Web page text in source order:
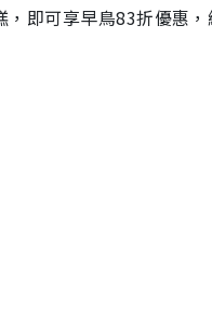
，即可享早鳥83折優惠